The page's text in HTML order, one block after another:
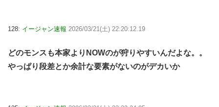
128: イージャン速報 2026/03/21(土) 22:20:12.19
どのモンスも本家よりNOWのが狩りやすいんだよな。。
やっぱり段差とか余計な要素がないのがデカいか